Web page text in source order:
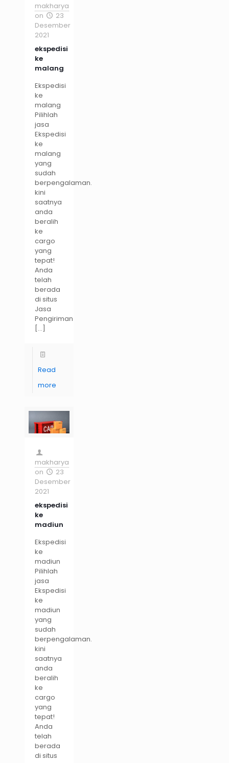
makharya
on
23
Desember
2021
ekspedisi
ke
malang
Ekspedisi
ke
malang
Pilihlah
jasa
Ekspedisi
ke
malang
yang
sudah
berpengalaman.
kini
saatnya
anda
beralih
ke
cargo
yang
tepat!
Anda
telah
berada
di situs
Jasa
Pengiriman
[…]
Read
more
makharya
on
23
Desember
2021
ekspedisi
ke
madiun
Ekspedisi
ke
madiun
Pilihlah
jasa
Ekspedisi
ke
madiun
yang
sudah
berpengalaman.
kini
saatnya
anda
beralih
ke
cargo
yang
tepat!
Anda
telah
berada
di situs